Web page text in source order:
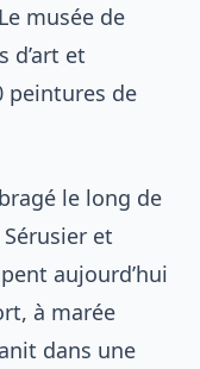
musée de
d’art et
peintures de
le long de
et
aujourd’hui
à marée
dans une